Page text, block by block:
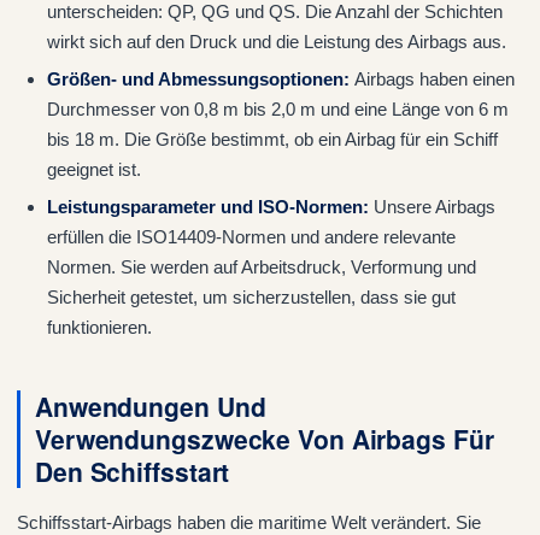
unterscheiden: QP, QG und QS. Die Anzahl der Schichten
wirkt sich auf den Druck und die Leistung des Airbags aus.
Größen- und Abmessungsoptionen: Airbags haben einen
Durchmesser von 0,8 m bis 2,0 m und eine Länge von 6 m
bis 18 m. Die Größe bestimmt, ob ein Airbag für ein Schiff
geeignet ist.
Leistungsparameter und ISO-Normen: Unsere Airbags
erfüllen die ISO14409-Normen und andere relevante
Normen. Sie werden auf Arbeitsdruck, Verformung und
Sicherheit getestet, um sicherzustellen, dass sie gut
funktionieren.
Anwendungen Und
Verwendungszwecke Von Airbags Für
Den Schiffsstart
Schiffsstart-Airbags haben die maritime Welt verändert. Sie